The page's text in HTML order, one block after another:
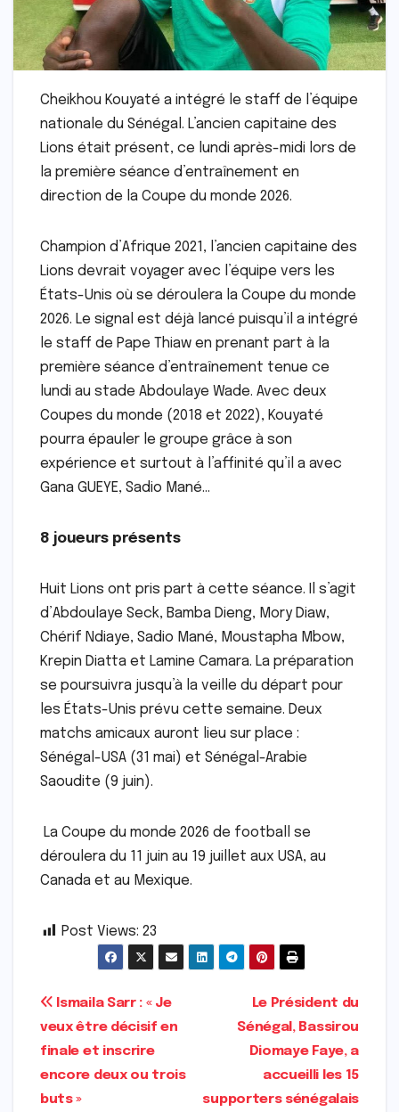
Cheikhou Kouyaté a intégré le staff de l’équipe
nationale du Sénégal. L’ancien capitaine des
Lions était présent, ce lundi après-midi lors de
la première séance d’entraînement en
direction de la Coupe du monde 2026.
Champion d’Afrique 2021, l’ancien capitaine des
Lions devrait voyager avec l’équipe vers les
États-Unis où se déroulera la Coupe du monde
2026. Le signal est déjà lancé puisqu’il a intégré
le staff de Pape Thiaw en prenant part à la
première séance d’entraînement tenue ce
lundi au stade Abdoulaye Wade. Avec deux
Coupes du monde (2018 et 2022), Kouyaté
pourra épauler le groupe grâce à son
expérience et surtout à l’affinité qu’il a avec
Gana GUEYE, Sadio Mané…
8 joueurs présents
Huit Lions ont pris part à cette séance. Il s’agit
d’Abdoulaye Seck, Bamba Dieng, Mory Diaw,
Chérif Ndiaye, Sadio Mané, Moustapha Mbow,
Krepin Diatta et Lamine Camara. La préparation
se poursuivra jusqu’à la veille du départ pour
les États-Unis prévu cette semaine. Deux
matchs amicaux auront lieu sur place :
Sénégal-USA (31 mai) et Sénégal-Arabie
Saoudite (9 juin).
La Coupe du monde 2026 de football se
déroulera du 11 juin au 19 juillet aux USA, au
Canada et au Mexique.
Post Views: 23
Navigation
de
l’article
Le Président du
Sénégal, Bassirou
Diomaye Faye, a
accueilli les 15
supporters sénégalais
Ismaila Sarr : « Je
veux être décisif en
finale et inscrire
encore deux ou trois
buts »